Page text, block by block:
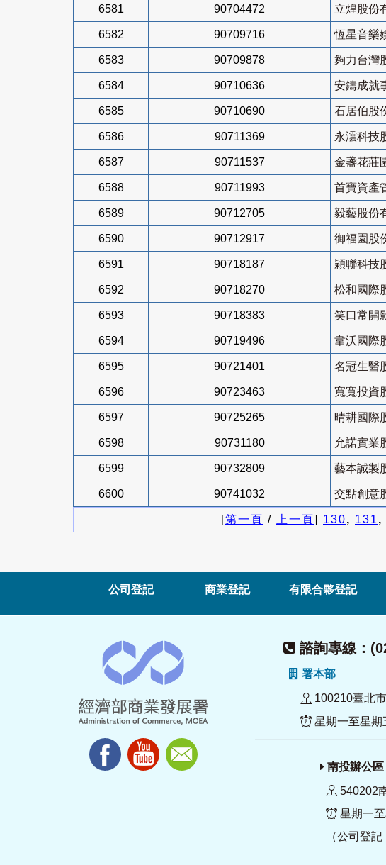
6581 90704472 立煌股份
6582 90709716 恆星音樂
6583 90709878 夠力台灣
6584 90710636 安鑄成就
6585 90710690 石居伯股
6586 90711369 永澐科技
6587 90711537 金盞花莊
6588 90711993 首寶資產
6589 90712705 毅藝股份
6590 90712917 御福園股
6591 90718187 穎聯科技
6592 90718270 松和國際
6593 90718383 笑口常開
6594 90719496 韋沃國際
6595 90721401 名冠生醫
6596 90723463 寬寬投資
6597 90725265 晴耕國際
6598 90731180 允諾實業
6599 90732809 藝本誠製
6600 90741032 交點創意
[第一頁 / 上一頁] 130, 131,
公司登記 商業登記 有限合夥登記
諮詢專線：
署本部
100210臺北
星期一至星期
南投辦公區
540202
星期一至
（公司登